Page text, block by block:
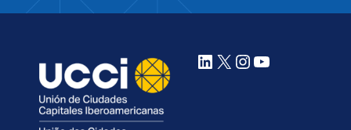
LinkedIn
X Instagram
YouTube